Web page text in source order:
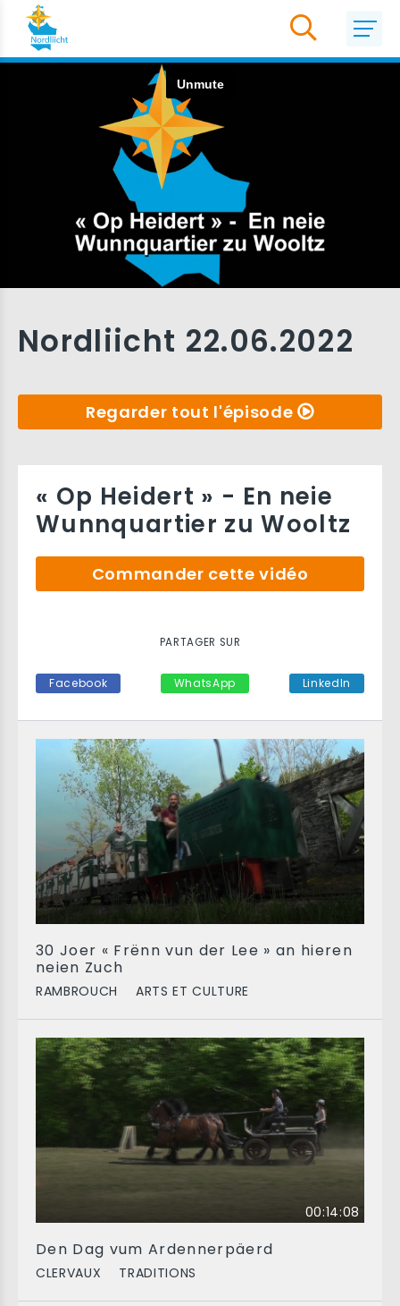
Nordliicht 22.06.2022
Regarder tout l'épisode
30 Joer « Frënn vun der Lee » an hieren
neien Zuch
RAMBROUCH ARTS ET CULTURE
00:14:08
Den Dag vum Ardennerpäerd
CLERVAUX TRADITIONS
« Op Heidert » - En neie
Wunnquartier zu Wooltz
Commander cette vidéo
PARTAGER SUR
Facebook WhatsApp LinkedIn